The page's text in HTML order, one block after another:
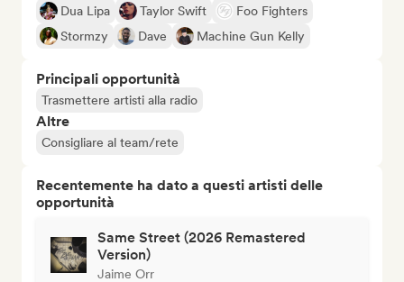
Dua Lipa Taylor Swift
Foo Fighters
Stormzy
Dave Machine Gun Kelly
Principali opportunità
Trasmettere artisti alla radio
Altre
Consigliare al team/rete
Recentemente ha dato a questi artisti delle
opportunità
Same Street (2026 Remastered
Version)
Jaime Orr